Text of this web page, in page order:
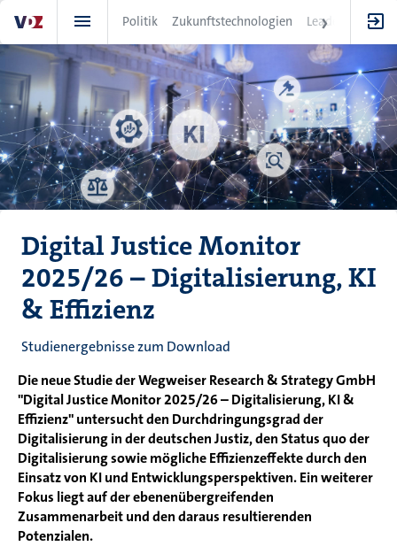
zum
Inhalt
Politik Zukunftstechnologien Leadership
Digital Justice Monitor
2025/26 – Digitalisierung, KI
& Effizienz
Studienergebnisse zum Download
Die neue Studie der Wegweiser Research & Strategy GmbH
"Digital Justice Monitor 2025/26 – Digitalisierung, KI &
Effizienz" untersucht den Durchdringungsgrad der
Digitalisierung in der deutschen Justiz, den Status quo der
Digitalisierung sowie mögliche Effizienzeffekte durch den
Einsatz von KI und Entwicklungsperspektiven. Ein weiterer
Fokus liegt auf der ebenenübergreifenden
Zusammenarbeit und den daraus resultierenden
Potenzialen.